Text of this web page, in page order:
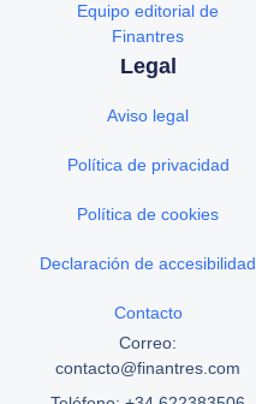
Equipo editorial de
Finantres
Legal
Aviso legal
Política de privacidad
Política de cookies
Declaración de accesibilidad
Contacto
Correo:
contacto@finantres.com